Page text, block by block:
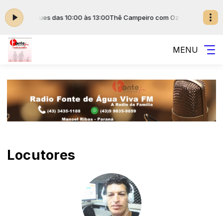
Rodrigues das 10:00 às 13:00Thê Campeiro com Oziel Rodrigues
MENU
Locutores